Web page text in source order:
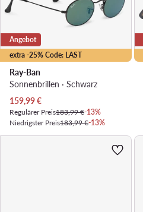
extra -25% Code: LAST
Angebot
Ray-Ban
Sonnenbrillen · Schwarz
Aktueller Preis
159,99€
Regulärer Preis183,99 €-13%
Niedrigster Preis183,99 €-13%